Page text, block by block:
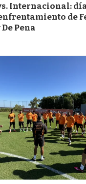
Internacional:
de
Pena